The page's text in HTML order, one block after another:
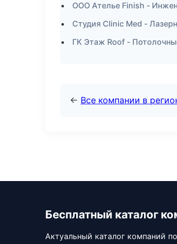
ООО Ателье Finish -
Студия Clinic Med -
ГК Этаж Roof -
← Все компании в
Бесплатный каталог
Актуальный каталог компаний